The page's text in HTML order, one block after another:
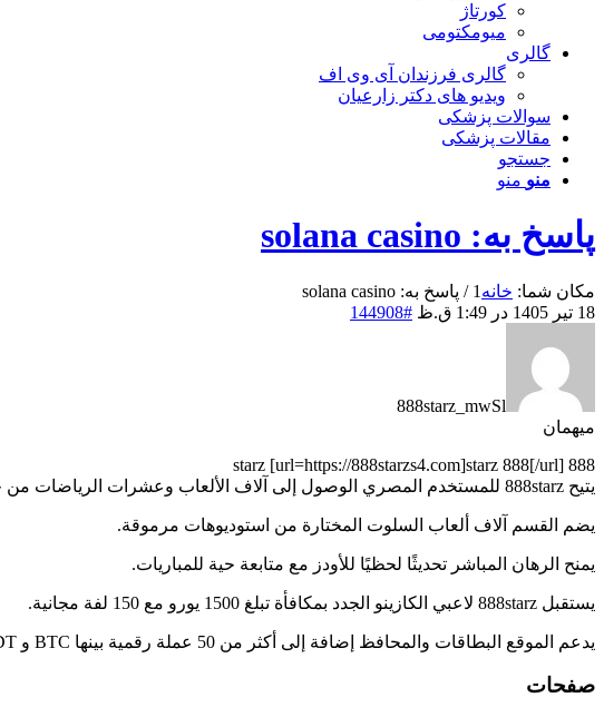
کورتاژ
میومکتومی
گالری
گالری فرزندان آی وی اف
ویدیو های دکتر زارعیان
سوالات پزشکی
مقالات پزشکی
جستجو
منو منو
پاسخ به: solana casino
مکان شما: خانه 1
/ پاسخ به: solana casino
18 تیر 1405 در 1:49 ق.ظ
#144908
888starz_mwSl
میهمان
888 starz [url=https://888starzs4.com]starz 888[/url]
يتيح 888starz للمستخدم المصري الوصول إلى آلاف الألعاب وعشرات الرياضات من حساب واحد.
يضم القسم آلاف ألعاب السلوت المختارة من استوديوهات مرموقة.
يمنح الرهان المباشر تحديثًا لحظيًا للأودز مع متابعة حية للمباريات.
يستقبل 888starz لاعبي الكازينو الجدد بمكافأة تبلغ 1500 يورو مع 150 لفة مجانية.
يدعم الموقع البطاقات والمحافظ إضافة إلى أكثر من 50 عملة رقمية بينها BTC و USDT و ETH.
صفحات